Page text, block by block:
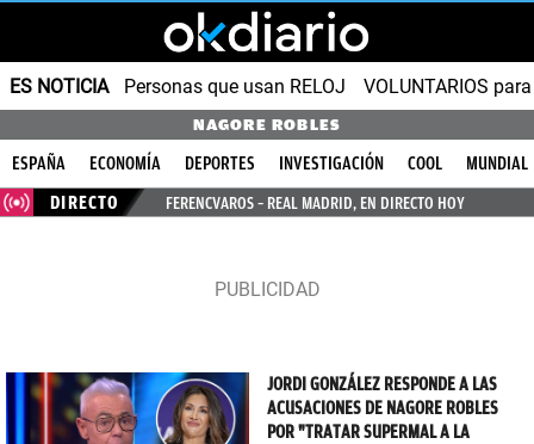
ES NOTICIA Personas que usan RELOJ VOLUNTARIOS
NAGORE ROBLES
ESPAÑA ECONOMÍA DEPORTES INVESTIGACIÓN COOL
MUNDIAL
DIRECTO
FERENCVAROS – REAL MADRID, EN DIRECTO HOY
JORDI GONZÁLEZ RESPONDE A LAS
ACUSACIONES DE NAGORE ROBLES
POR "TRATAR SUPERMAL A LA